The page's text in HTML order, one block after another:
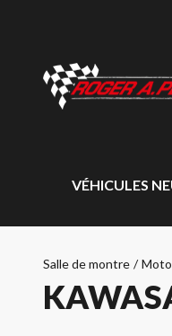
VÉHICULES
Salle de montre /